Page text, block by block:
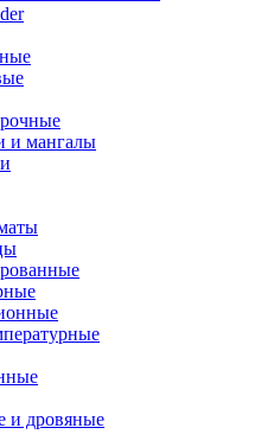
и мангалы
и дровяные